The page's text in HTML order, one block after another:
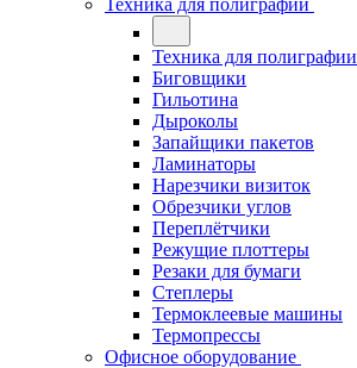
Техника для полиграфии
Техника для полиграфии
Биговщики
Гильотина
Дыроколы
Запайщики пакетов
Ламинаторы
Нарезчики визиток
Обрезчики углов
Переплётчики
Режущие плоттеры
Резаки для бумаги
Степлеры
Термоклеевые машины
Термопрессы
Офисное оборудование